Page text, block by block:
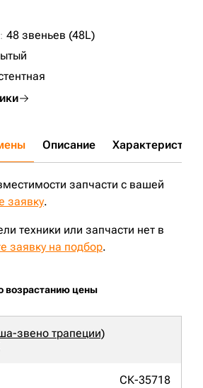
PC350LC-7; PC290LC-8;
48 звеньев (48L)
Описание Характеристики
запчасти с вашей
заявку.
техники или запчасти нет в
заявку на подбор.
возрастанию цены
звено трапеции)
СК-35718